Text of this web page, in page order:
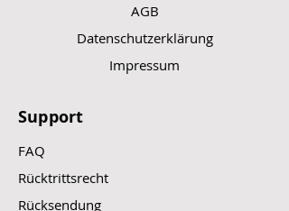
AGB
Datenschutzerklärung
Impressum
Support
FAQ
Rücktrittsrecht
Rücksendung